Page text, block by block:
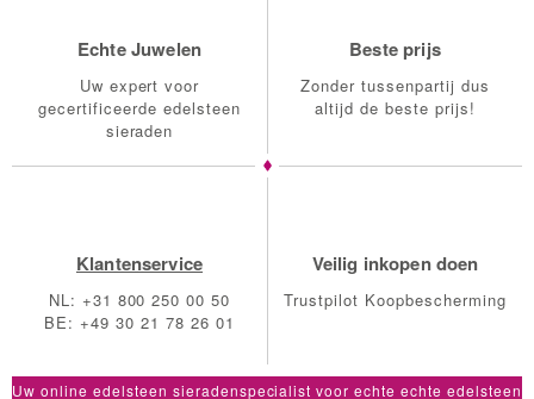
Echte Juwelen
Uw expert voor
gecertificeerde edelsteen
sieraden
Beste prijs
Zonder tussenpartij dus
altijd de beste prijs!
Klantenservice
NL: +31 800 250 00 50
BE: +49 30 21 78 26 01
Veilig inkopen doen
Trustpilot Koopbescherming